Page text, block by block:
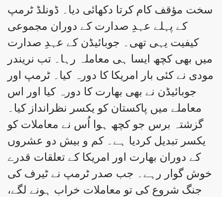
سخت مؤقف کام کرتا دکھائی دیا۔ ڈونلڈ ٹرمپ
کے پہلے عہدِ صدارت کے دوران مجموعی
کیفیت یہی تھی۔ جوبائیڈن کے عہدِ صدارت
میں بھی کچھ ایسا ہی معاملہ رہا۔ تب نریندر
مودی نے کئی بار امریکا کا دورہ کیا۔ ٹرمپ اور
جوبائیڈن نے بھی بھارت کا دورہ کیا اور اس
معاملے میں پاکستان کو یکسر نظرانداز کیا۔
گزشتہ برس جو کچھ ہوا اُس نے معاملات کو
یکسر تبدیل کردیا ہے۔ کم و بیش دو عشروں
کے دوران بھارت اور امریکا کے تعلقات قدرے
خوش گوار رہے۔ جب صدر ٹرمپ نے ٹیرف کی
جنگ شروع کی تو معاملات خراب ہونے لگے،